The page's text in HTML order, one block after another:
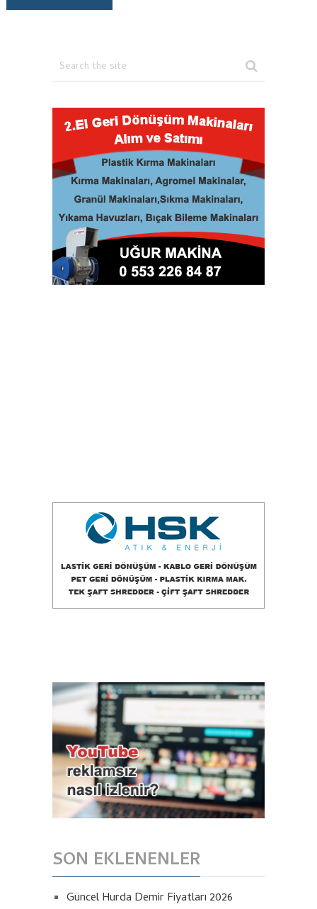
SON EKLENENLER
Güncel Hurda Demir Fiyatları 2026